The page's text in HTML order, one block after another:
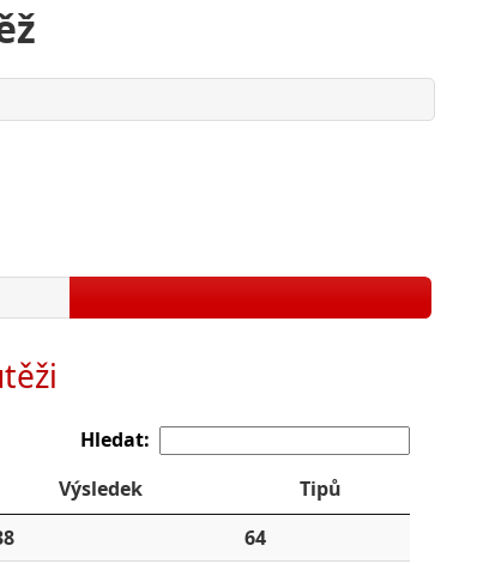
Hledat:
Výsledek
Tipů
64